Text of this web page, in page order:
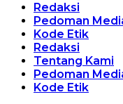
Redaksi
Pedoman
Kode Etik
Redaksi
Tentang Kami
Pedoman
Kode Etik